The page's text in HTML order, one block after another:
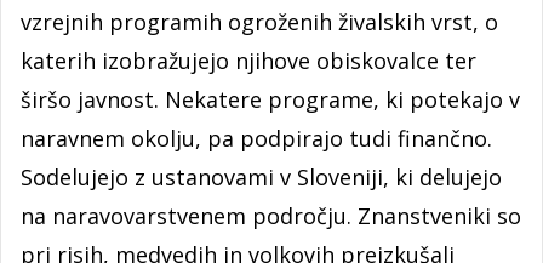
vzrejnih programih ogroženih živalskih vrst, o
katerih izobražujejo njihove obiskovalce ter
širšo javnost. Nekatere programe, ki potekajo v
naravnem okolju, pa podpirajo tudi finančno.
Sodelujejo z ustanovami v Sloveniji, ki delujejo
na naravovarstvenem področju. Znanstveniki so
pri risih, medvedih in volkovih preizkušali